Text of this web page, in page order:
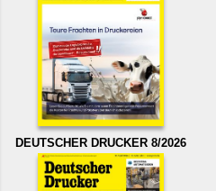
DEUTSCHER DRUCKER 8/2026